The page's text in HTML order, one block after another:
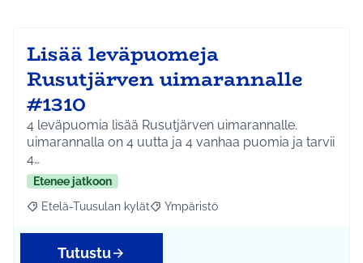
Lisää leväpuomeja
Rusutjärven uimarannalle
#1310
4 leväpuomia lisää Rusutjärven uimarannalle.
uimarannalla on 4 uutta ja 4 vanhaa puomia ja tarvii
4…
Etenee jatkoon
Rajaa tulokset aihepiirin mukaan: Etelä-Tuusulan kylät
Etelä-Tuusulan kylät Rajaa tulokset teeman mukaan:
Ympäristö
Tutustu